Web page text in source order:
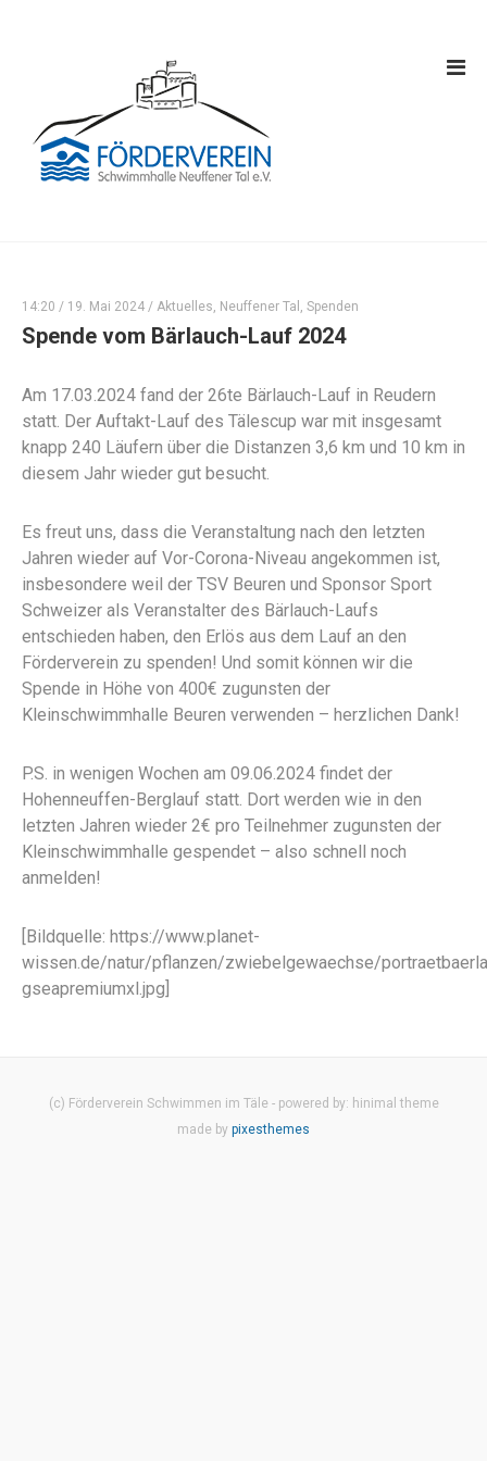
14:20 / 19. Mai 2024 / Aktuelles, Neuffener Tal , Spenden
Spende vom Bärlauch-Lauf 2024
Am 17.03.2024 fand der 26te Bärlauch-Lauf in Reudern
statt. Der Auftakt-Lauf des Tälescup war mit insgesamt
knapp 240 Läufern über die Distanzen 3,6 km und 10 km in
diesem Jahr wieder gut besucht.
Es freut uns, dass die Veranstaltung nach den letzten
Jahren wieder auf Vor-Corona-Niveau angekommen ist,
insbesondere weil der TSV Beuren und Sponsor Sport
Schweizer als Veranstalter des Bärlauch-Laufs
entschieden haben, den Erlös aus dem Lauf an den
Förderverein zu spenden! Und somit können wir die
Spende in Höhe von 400€ zugunsten der
Kleinschwimmhalle Beuren verwenden – herzlichen Dank!
P.S. in wenigen Wochen am 09.06.2024 findet der
Hohenneuffen-Berglauf statt. Dort werden wie in den
letzten Jahren wieder 2€ pro Teilnehmer zugunsten der
Kleinschwimmhalle gespendet – also schnell noch
anmelden!
[Bildquelle: https://www.planet-
wissen.de/natur/pflanzen/zwiebelgewaechse/
gseapremiumxl.jpg]
(c) Förderverein Schwimmen im Täle - powered by: hinimal theme
made by pixesthemes